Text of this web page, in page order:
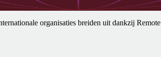
organisaties breiden uit dankzij Remote